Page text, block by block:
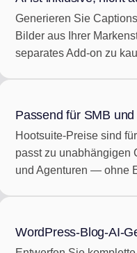
Generieren Sie
Bilder aus Ihrer
separates Add-on zu
Passend für SMB
Hootsuite-Preise sind
passt zu unabhängigen
und Agenturen — ohne
WordPress-Blog-AI-